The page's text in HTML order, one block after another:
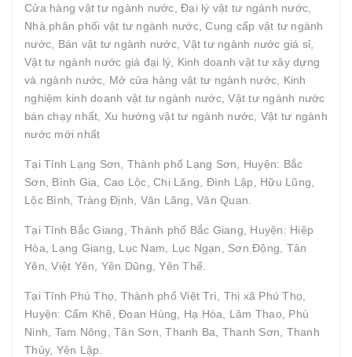
Cửa hàng vật tư ngành nước, Đại lý vật tư ngành nước,
Nhà phân phối vật tư ngành nước, Cung cấp vật tư ngành
nước, Bán vật tư ngành nước, Vật tư ngành nước giá sỉ,
Vật tư ngành nước giá đại lý, Kinh doanh vật tư xây dựng
và ngành nước, Mở cửa hàng vật tư ngành nước, Kinh
nghiệm kinh doanh vật tư ngành nước, Vật tư ngành nước
bán chạy nhất, Xu hướng vật tư ngành nước, Vật tư ngành
nước mới nhất
Tại Tỉnh Lạng Sơn, Thành phố Lạng Sơn, Huyện: Bắc
Sơn, Bình Gia, Cao Lộc, Chi Lăng, Đình Lập, Hữu Lũng,
Lộc Bình, Tràng Định, Văn Lãng, Văn Quan.
Tại Tỉnh Bắc Giang, Thành phố Bắc Giang, Huyện: Hiệp
Hòa, Lạng Giang, Lục Nam, Lục Ngạn, Sơn Động, Tân
Yên, Việt Yên, Yên Dũng, Yên Thế.
Tại Tỉnh Phú Thọ, Thành phố Việt Trì, Thị xã Phú Thọ,
Huyện: Cẩm Khê, Đoan Hùng, Hạ Hòa, Lâm Thao, Phù
Ninh, Tam Nông, Tân Sơn, Thanh Ba, Thanh Sơn, Thanh
Thủy, Yên Lập.